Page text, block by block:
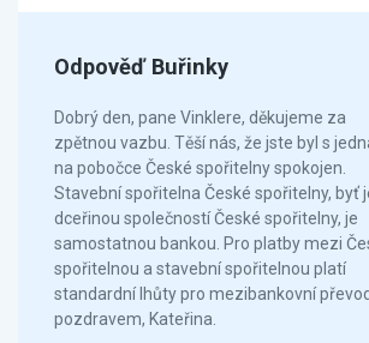
Odpověď Buřinky
Dobrý den, pane Vinklere, děkujeme za
zpětnou vazbu. Těší nás, že jste byl s
na pobočce České spořitelny spokojen.
Stavební spořitelna České spořitelny, byť
dceřinou společností České spořitelny, je
samostatnou bankou. Pro platby mezi
spořitelnou a stavební spořitelnou platí
standardní lhůty pro mezibankovní
pozdravem, Kateřina.